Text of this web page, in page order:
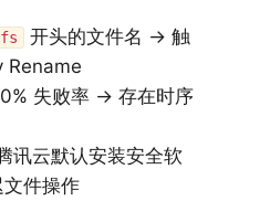
开头的文件名 → 触
Rename
失败率 → 存在时序
讯云默认安装安全软
件操作